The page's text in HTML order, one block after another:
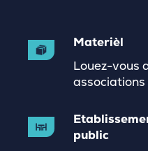
Materièl
Louez-vous
associations
public